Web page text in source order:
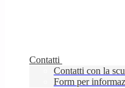
Contatti
Contatti con la
Form per